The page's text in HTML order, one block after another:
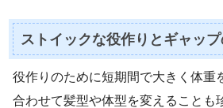
ストイックな役作りとギャッ
役作りのために短期間で大きく体重
合わせて髪型や体型を変えることも